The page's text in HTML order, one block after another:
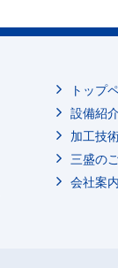
トップ
設備紹
加工技
三盛の
会社案内